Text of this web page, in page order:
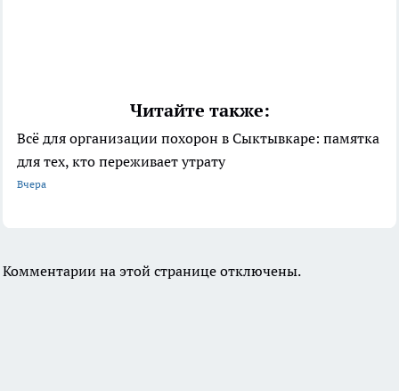
Читайте также:
Всё для организации похорон в Сыктывкаре: памятка
для тех, кто переживает утрату
Вчера
Комментарии на этой странице отключены.